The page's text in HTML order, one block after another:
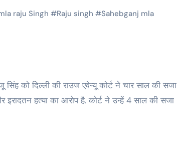
raju Singh #Raju singh #Sahebganj mla
को दिल्ली की राउज एवेन्यू कोर्ट ने चार साल की सजा
इरादतन हत्या का आरोप है. कोर्ट ने उन्हें 4 साल की सजा